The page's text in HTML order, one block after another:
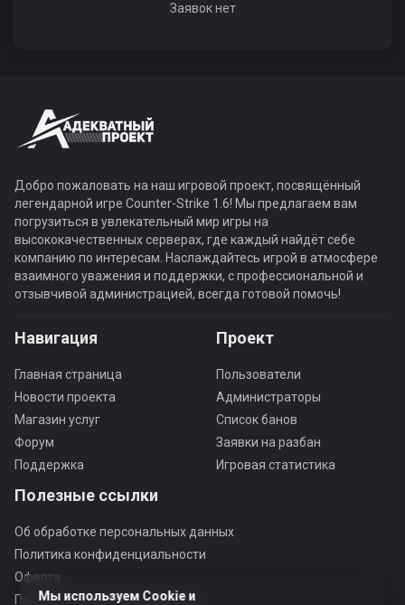
Заявок нет
Добро пожаловать на наш игровой проект, посвящённый
легендарной игре Counter-Strike 1.6! Мы предлагаем вам
погрузиться в увлекательный мир игры на
высококачественных серверах, где каждый найдёт себе
компанию по интересам. Наслаждайтесь игрой в атмосфере
взаимного уважения и поддержки, с профессиональной и
отзывчивой администрацией, всегда готовой помочь!
Навигация
Главная страница
Новости проекта
Магазин услуг
Форум
Поддержка
Проект
Пользователи
Администраторы
Список банов
Заявки на разбан
Игровая статистика
Полезные ссылки
Об обработке персональных данных
Политика конфиденциальности
Оферта
Пользовательское соглашение
Мы используем Cookie и